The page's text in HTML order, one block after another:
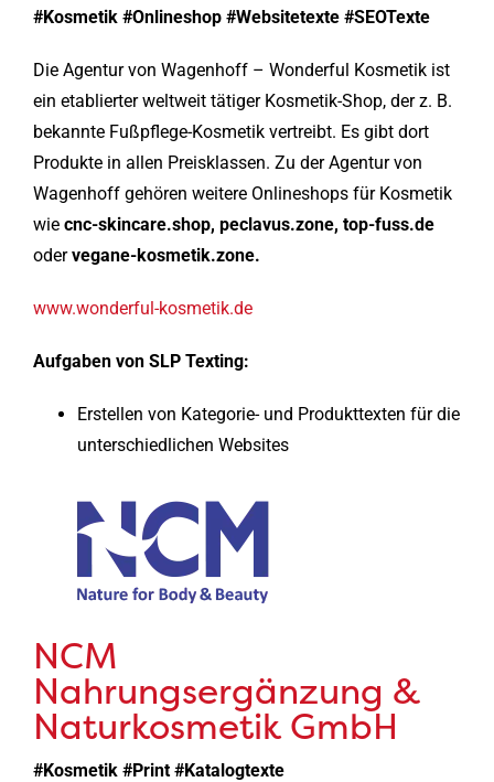
#Kosmetik #Onlineshop #Websitetexte #SEOTexte
Die Agentur von Wagenhoff – Wonderful Kosmetik ist
ein etablierter weltweit tätiger Kosmetik-Shop, der z. B.
bekannte Fußpflege-Kosmetik vertreibt. Es gibt dort
Produkte in allen Preisklassen. Zu der Agentur von
Wagenhoff gehören weitere Onlineshops für Kosmetik
wie cnc-skincare.shop, peclavus.zone, top-fuss.de
odervegane-kosmetik.zone.
www.wonderful-kosmetik.de
Aufgaben von SLP Texting:
Erstellen von Kategorie- und Produkttexten für die
unterschiedlichen Websites
NCM
Nahrungsergänzung &
Naturkosmetik GmbH
#Kosmetik #Print #Katalogtexte